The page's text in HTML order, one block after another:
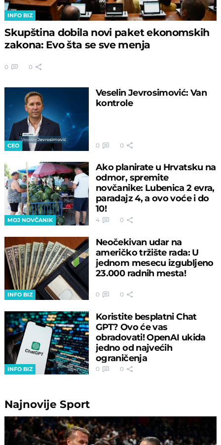
INFO BIZ
Skupština dobila novi paket ekonomskih
zakona: Evo šta se sve menja
0 0
CEO
Veselin Jevrosimović: Van
kontrole
0 0
MOJ NOVČANIK
Ako planirate u Hrvatsku na
odmor, spremite
novčanike: Lubenica 2 evra,
paradajz 4, a ovo voće i do
10!
4 0
INFO BIZ
Neočekivan udar na
američko tržište rada: U
jednom mesecu izgubljeno
23.000 radnih mesta!
0 0
INFO BIZ
Koristite besplatni Chat
GPT? Ovo će vas
obradovati! OpenAI ukida
jedno od najvećih
ograničenja
0 0
NajnovijeSport